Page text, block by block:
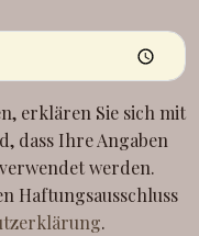
erklären Sie sich mit
dass Ihre Angaben
werden.
Haftungsausschluss
.